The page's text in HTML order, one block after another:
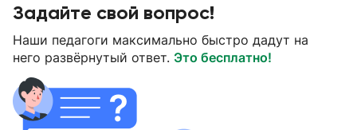
Задайте свой вопрос!
Наши педагоги максимально быстро дадут на
него развёрнутый ответ. Это бесплатно!